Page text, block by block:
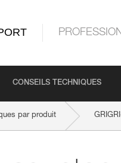
CONSEILS TECHNIQUES
par produit